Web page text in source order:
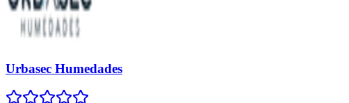
Urbasec Humedades